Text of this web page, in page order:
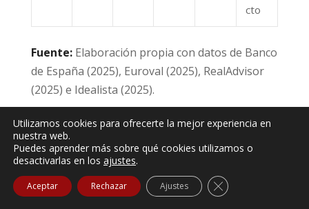
cto
Fuente:Elaboración propia con datos de Banco
de España (2025), Euroval (2025), RealAdvisor
(2025) e Idealista (2025).
Conclusión de la comparativa:La inversión
inmobiliaria en Valencia destaca por ofrecer un
equilibrio óptimo entre rentabilidad (4-7%
neto), riesgo controlado y generación de
Utilizamos cookies para ofrecerte la mejor experiencia en
nuestra web.
Puedes aprender más sobre qué cookies utilizamos o
desactivarlas en los ajustes.
Aceptar Rechazar Ajustes Cerrar el banner de